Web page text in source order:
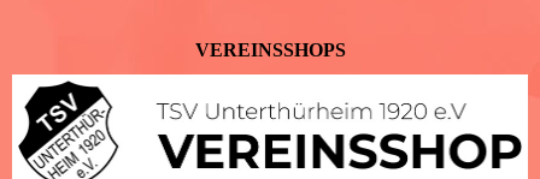
VEREINSSHOPS